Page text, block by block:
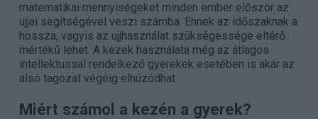
matematikai mennyiségeket minden ember először az
ujjai segítségével veszi számba. Ennek az időszaknak a
hossza, vagyis az ujjhasználat szükségessége eltérő
mértékű lehet. A kezek használata még az átlagos
intellektussal rendelkező gyerekek esetében is akár az
alsó tagozat végéig elhúzódhat.
Miért számol a kezén a gyerek?